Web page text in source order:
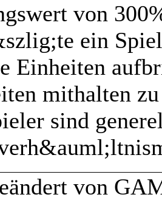
von
ein
Einheiten
mithalten
sind
von